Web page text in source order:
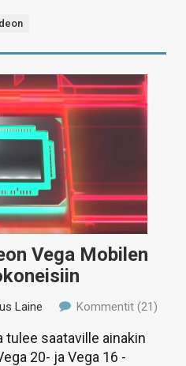
Vega Mobilen
Laine Kommentit (21)
tulee saataville ainakin
20- ja Vega 16 -